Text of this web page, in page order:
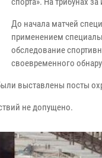
До начала матчей
применением
обследование
своевременного
выставлены посты
не допущено.